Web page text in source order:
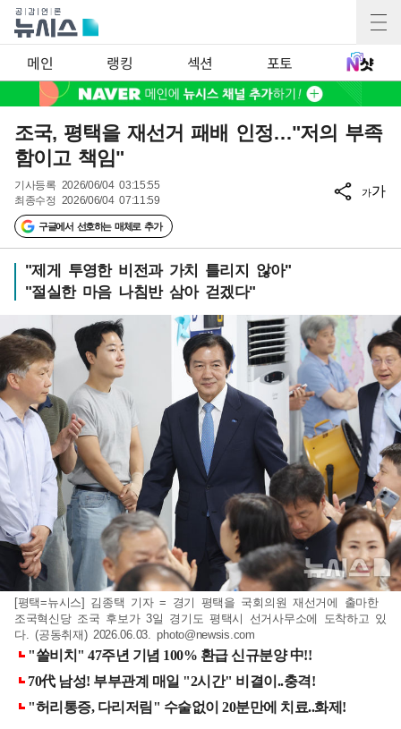
메인 랭킹 섹션 포토
조국, 평택을 재선거 패배 인정…"저의 부족
함이고 책임"
기사등록 2026/06/04 03:15:55
최종수정 2026/06/04 07:11:59
구글에서 선호하는 매체로 추가
가가
"제게 투영한 비전과 가치 틀리지 않아"
"절실한 마음 나침반 삼아 걷겠다"
[평택=뉴시스] 김종택 기자 = 경기 평택을 국회의원 재선거에 출마한
조국혁신당 조국 후보가 3일 경기도 평택시 선거사무소에 도착하고 있
다. (공동취재) 2026.06.03.photo@newsis.com